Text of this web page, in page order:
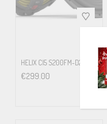
HELIX CI5 S200FM-D2
€299.00